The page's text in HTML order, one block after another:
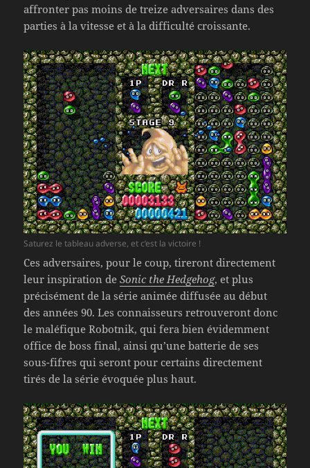
affronter pas moins de treize adversaires dans des
parties à la vitesse et à la difficulté croissante.
Saturez le tableau adverse, et c’est la victoire !
Ces adversaires, pour le coup, tireront directement
leur inspiration deSonic the Hedgehog, et plus
précisément de la série animée diffusée au début
des années 90. Les connaisseurs retrouveront donc
le maléfique Robotnik, qui fera bien évidemment
office de boss final, ainsi qu’une batterie de ses
sous-fifres qui seront pour certains directement
tirés de la série évoquée plus haut.